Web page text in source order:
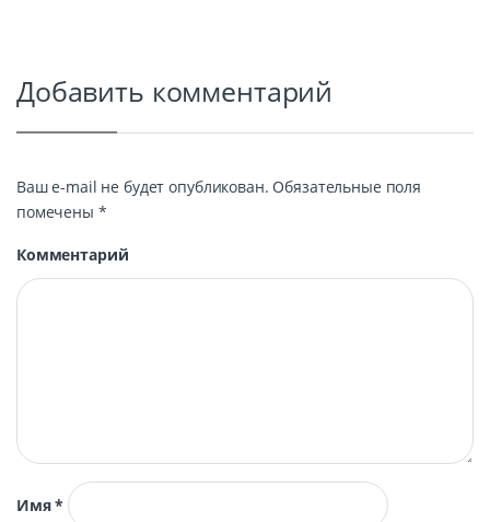
Добавить комментарий
Ваш e-mail не будет опубликован. Обязательные поля
помечены *
Комментарий
Имя*